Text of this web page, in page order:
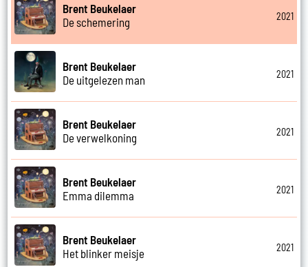
Brent Beukelaer
De schemering
2021
Brent Beukelaer
De uitgelezen man
2021
Brent Beukelaer
De verwelkoning
2021
Brent Beukelaer
Emma dilemma
2021
Brent Beukelaer
Het blinker meisje
2021